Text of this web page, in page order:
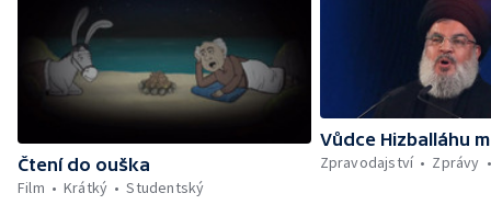
Čtení do ouška
Film
Krátký Studentský
Vůdce Hizballáhu
Zpravodajství
Zprávy